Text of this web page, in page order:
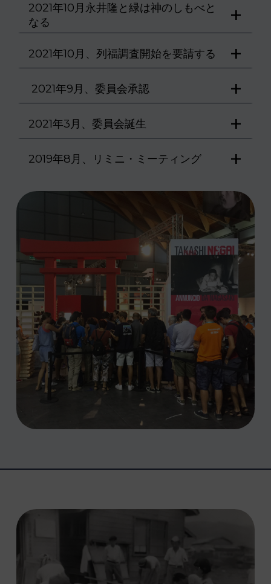
+
2021年10月永井隆と緑は神のしもべと
なる
+
2021年10月、列福調査開始を要請する
+
2021年9月、委員会承認
+
2021年3月、委員会誕生
+
2019年8月、リミニ・ミーティング